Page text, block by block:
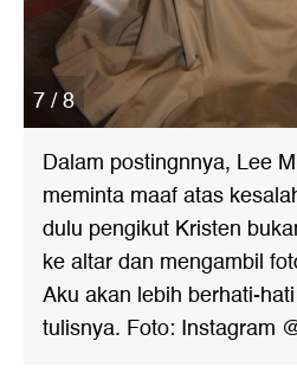
7 / 8
Dalam postingnnya, Lee
meminta maaf atas
dulu pengikut Kristen
ke altar dan mengambil
Aku akan lebih berhati-
tulisnya. Foto: Instagram